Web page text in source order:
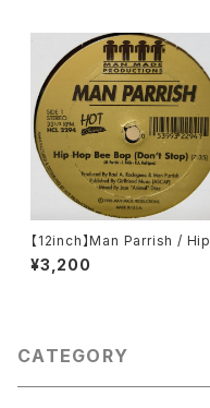
【12inch】Man Parrish / Hip
Hop Bee Bop (Don't Stop)
¥3,200
CATEGORY